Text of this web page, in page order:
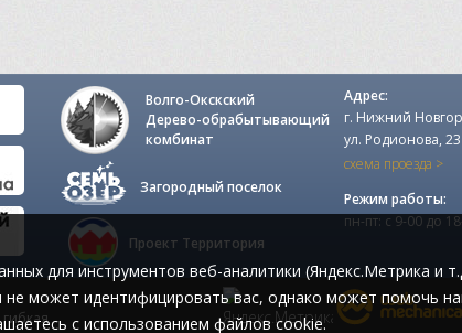
Волго-Окскский
Дерево-обрабытывающий
комбинат
Загородный поселок
Проект Территория
Адрес:
г. Нижний
ул. Родионова,
схема проезда >
Режим работы:
пн-пт: с 9-00 до
для инструментов веб-аналитики (Яндекс.Метрика и
может идентифицировать вас, однако может помочь
с использованием файлов cookie.